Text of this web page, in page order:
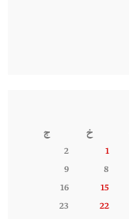
خ
ج
1
2
8
9
15
16
22
23